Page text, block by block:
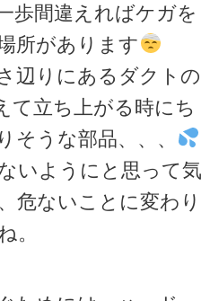
歩間違えればケガを
所があります
辺りにあるダクトの
て立ち上がる時にち
そうな部品、、、
いようにと思って気
危ないことに変わり
。